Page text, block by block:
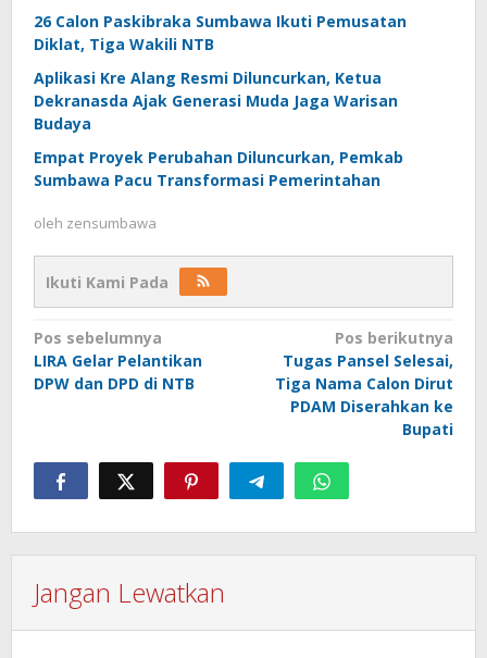
26 Calon Paskibraka Sumbawa Ikuti Pemusatan
Diklat, Tiga Wakili NTB
Aplikasi Kre Alang Resmi Diluncurkan, Ketua
Dekranasda Ajak Generasi Muda Jaga Warisan
Budaya
Empat Proyek Perubahan Diluncurkan, Pemkab
Sumbawa Pacu Transformasi Pemerintahan
oleh zensumbawa
Ikuti Kami Pada
Navigasi
pos
Pos sebelumnya
LIRA Gelar Pelantikan
DPW dan DPD di NTB
Pos berikutnya
Tugas Pansel Selesai,
Tiga Nama Calon Dirut
PDAM Diserahkan ke
Bupati
Jangan Lewatkan